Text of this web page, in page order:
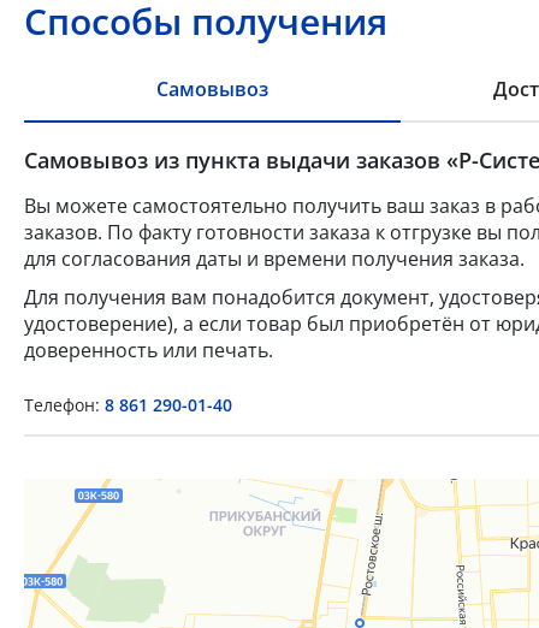
Способы получения
Самовывоз
Самовывоз из пункта выдачи заказов «Р-
Вы можете самостоятельно получить ваш заказ в
заказов. По факту готовности заказа к отгрузке вы
для согласования даты и времени получения заказа.
Для получения вам понадобится документ,
удостоверение), а если товар был приобретён от
доверенность или печать.
Телефон: 8 861 290-01-40